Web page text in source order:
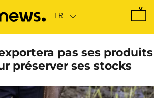
pas ses produits
préserver ses stocks